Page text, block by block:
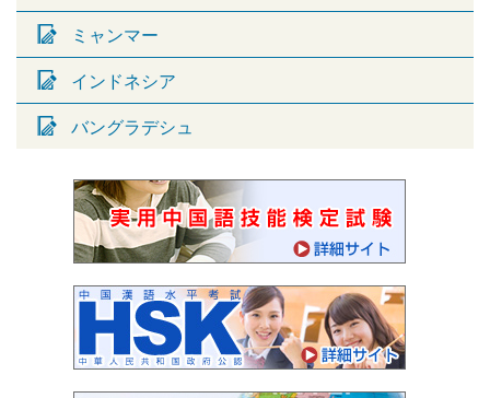
ミャンマー
インドネシア
バングラデシュ